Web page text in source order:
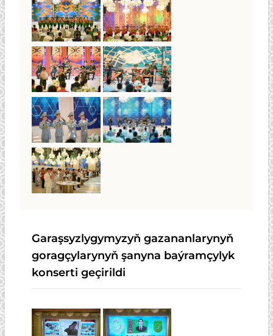
Garaşsyzlygymyzyň gazananlarynyň
goragçylarynyň şanyna baýramçylyk
konserti geçirildi